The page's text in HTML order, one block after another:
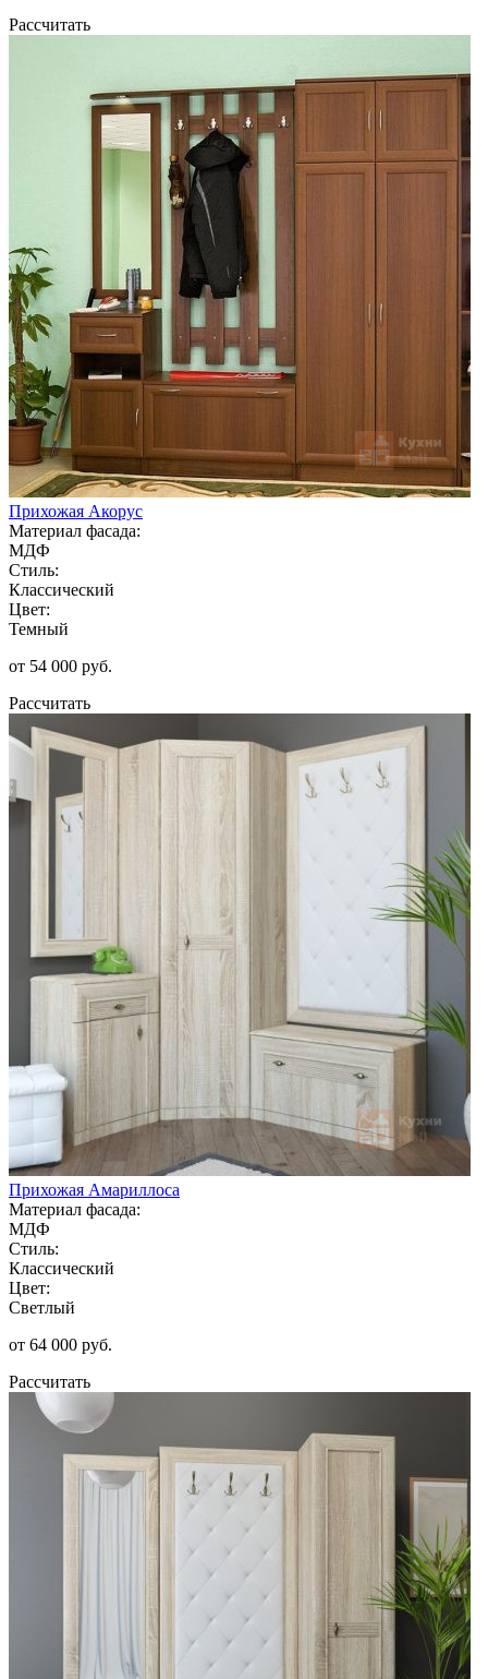
Рассчитать
Прихожая Акорус
Материал фасада:
МДФ
Стиль:
Классический
Цвет:
Темный
от 54 000 руб.
Рассчитать
Прихожая Амариллоса
Материал фасада:
МДФ
Стиль:
Классический
Цвет:
Светлый
от 64 000 руб.
Рассчитать